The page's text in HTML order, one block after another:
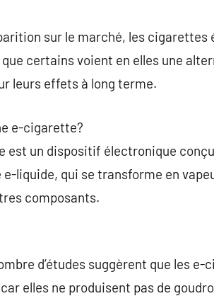
sur le marché, les
certains voient en elles une
leurs effets à long terme.
e-cigarette?
est un dispositif électronique
e-liquide, qui se transforme en
composants.
d’études suggèrent que les
elles ne produisent pas de